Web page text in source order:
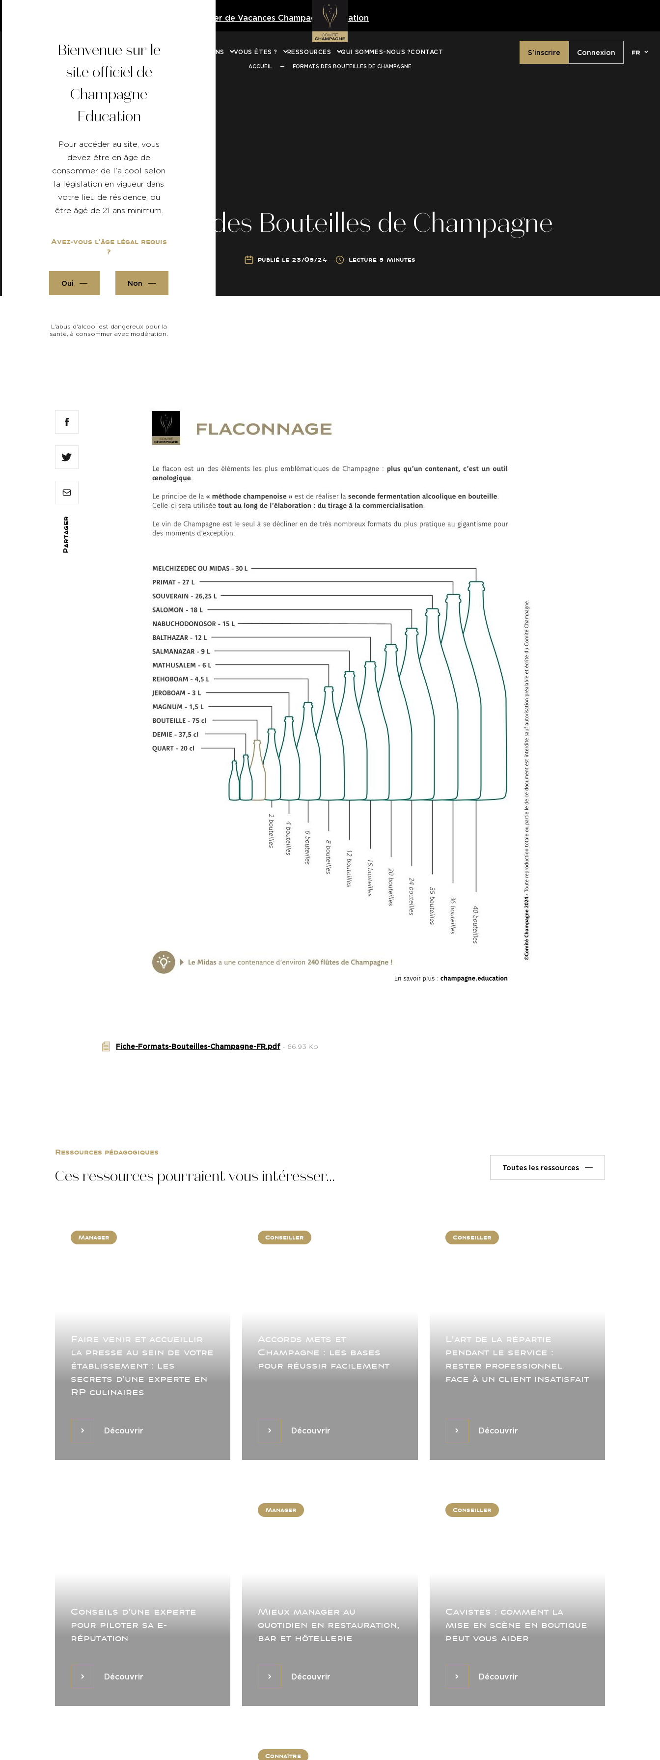
Téléchargez la version 2026 du Cahier de Vacances Champagne Education
NOS FORMATIONS VOUS ÊTES ? RESSOURCES QUI SOMMES-NOUS ?CONTACT S'inscrire Connexion fr
ACCUEIL — FORMATS DES BOUTEILLES DE CHAMPAGNE
Bienvenue sur le
site officiel de
Champagne
Education
Pour accéder au site, vous
devez être en âge de
consommer de l'alcool selon
la législation en vigueur dans
votre lieu de résidence, ou
être âgé de 21 ans minimum.
Avez-vous l'âge légal requis
?
Oui Non
L'abus d'alcool est dangereux pour la
santé, à consommer avec modération.
Formats des Bouteilles de Champagne
Publié le 23/05/24 Lecture 5 Minutes
Partager
Fiche-Formats-Bouteilles-Champagne-FR.pdf - 66.93 Ko
Ressources pédagogiques
Ces ressources pourraient vous intéresser... Toutes les ressources
Manager
Faire venir et accueillir
la presse au sein de votre
établissement : les
secrets d’une experte en
RP culinaires
DécouvrirDécouvrir
Conseiller
Accords mets et
Champagne : les bases
pour réussir facilement
DécouvrirDécouvrir
Conseiller
L'art de la répartie
pendant le service :
rester professionnel
face à un client insatisfait
DécouvrirDécouvrir
Conseils d’une experte
pour piloter sa e-
réputation
DécouvrirDécouvrir
Manager
Mieux manager au
quotidien en restauration,
bar et hôtellerie
DécouvrirDécouvrir
Conseiller
Cavistes : comment la
mise en scène en boutique
peut vous aider
DécouvrirDécouvrir
Connaître